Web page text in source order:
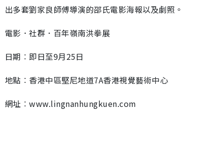
出多套劉家良師傅導演的邵氏電影海報以及劇照。
電影．社群．百年嶺南洪拳展
日期︰即日至9月25日
地點︰香港中區堅尼地道7A香港視覺藝術中心
網址︰www.lingnanhungkuen.com